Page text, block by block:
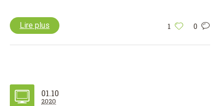
1 0
Lire plus
01.10
2020